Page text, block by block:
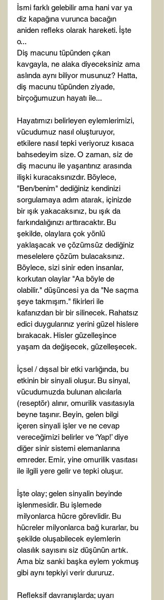
İsmi farklı gelebilir ama hani var ya
diz kapağına vurunca bacağın
aniden refleks olarak hareketi. İşte
o...
Diş macunu tüpünden çıkan
kavgayla, ne alaka diyeceksiniz ama
aslında aynı biliyor musunuz? Hatta,
diş macunu tüpünden ziyade,
birçoğumuzun hayatı ile...
Hayatımızı belirleyen eylemlerimizi,
vücudumuz nasıl oluşturuyor,
etkilere nasıl tepki veriyoruz kısaca
bahsedeyim size. O zaman, siz de
diş macunu ile yaşantınız arasında
ilişki kuracaksınızdır. Böylece,
"Ben/benim" dediğiniz kendinizi
sorgulamaya adım atarak, içinizde
bir ışık yakacaksınız, bu ışık da
farkındalığınızı arttıracaktır. Bu
şekilde, olaylara çok yönlü
yaklaşacak ve çözümsüz dediğiniz
meselelere çözüm bulacaksınız.
Böylece, sizi sinir eden insanlar,
korkutan olaylar "Aa böyle de
olabilir." düşüncesi ya da "Ne saçma
şeye takmışım." fikirleri ile
kafanızdan bir bir silinecek. Rahatsız
edici duygularınız yerini güzel hislere
bırakacak. Hisler güzelleşince
yaşam da değişecek, güzelleşecek.
İçsel / dışsal bir etki varlığında, bu
etkinin bir sinyali oluşur. Bu sinyal,
vücudumuzda bulunan alıcılarla
(reseptör) alınır, omurilik vasıtasıyla
beyne taşınır. Beyin, gelen bilgi
içeren sinyali işler ve ne cevap
vereceğimizi belirler ve ‘Yap!’ diye
diğer sinir sistemi elemanlarına
emreder. Emir, yine omurilik vasıtası
ile ilgili yere gelir ve tepki oluşur.
İşte olay; gelen sinyalin beyinde
işlenmesidir. Bu işlemede
milyonlarca hücre görevlidir. Bu
hücreler milyonlarca bağ kurarlar, bu
şekilde oluşabilecek eylemlerin
olasılık sayısını siz düşünün artık.
Ama biz sanki başka eylem yokmuş
gibi aynı tepkiyi verir dururuz.
Refleksif davranışlarda; uyarı